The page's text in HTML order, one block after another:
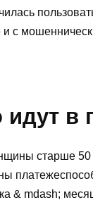
с
в
старше 50
& mdash;